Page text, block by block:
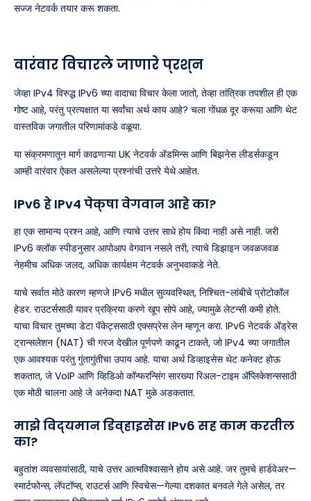
सज्ज नेटवर्क तयार करू शकता.
वारंवार विचारले जाणारे प्रश्न
जेव्हा IPv4 विरुद्ध IPv6 च्या वादाचा विचार केला जातो, तेव्हा तांत्रिक तपशील ही एक
गोष्ट आहे, परंतु प्रत्यक्षात या सर्वांचा अर्थ काय आहे? चला गोंधळ दूर करूया आणि थेट
वास्तविक जगातील परिणामांकडे वळूया.
या संक्रमणातून मार्ग काढणाऱ्या UK नेटवर्क ॲडमिन्स आणि बिझनेस लीडर्सकडून
आम्ही वारंवार ऐकत असलेल्या प्रश्नांची उत्तरे येथे आहेत.
IPv6 हे IPv4 पेक्षा वेगवान आहे का?
हा एक सामान्य प्रश्न आहे, आणि त्याचे उत्तर साधे होय किंवा नाही असे नाही. जरी
IPv6 क्लॉक स्पीडनुसार आपोआप वेगवान नसले तरी, त्याचे डिझाइन जवळजवळ
नेहमीच अधिक जलद, अधिक कार्यक्षम नेटवर्क अनुभवाकडे नेते.
याचे सर्वात मोठे कारण म्हणजे IPv6 मधील सुव्यवस्थित, निश्चित-लांबीचे प्रोटोकॉल
हेडर. राउटर्ससाठी यावर प्रक्रिया करणे खूप सोपे आहे, ज्यामुळे लेटन्सी कमी होते.
याचा विचार तुमच्या डेटा पॅकेट्ससाठी एक्सप्रेस लेन म्हणून करा. IPv6 नेटवर्क ॲड्रेस
ट्रान्सलेशन (NAT) ची गरज देखील पूर्णपणे काढून टाकते, जो IPv4 च्या जगातील
एक आवश्यक परंतु गुंतागुंतीचा उपाय आहे. याचा अर्थ डिव्हाइसेस थेट कनेक्ट होऊ
शकतात, जे VoIP आणि व्हिडिओ कॉन्फरन्सिंग सारख्या रिअल-टाइम ॲप्लिकेशन्ससाठी
एक मोठी चालना आहे जे अनेकदा NAT मुळे अडकतात.
माझे विद्यमान डिव्हाइसेस IPv6 सह काम करतील
का?
बहुतांश व्यवसायांसाठी, याचे उत्तर आत्मविश्वासाने होय असे आहे. जर तुमचे हार्डवेअर—
स्मार्टफोन्स, लॅपटॉप्स, राउटर्स आणि स्विचेस—गेल्या दशकात बनवले गेले असेल, तर